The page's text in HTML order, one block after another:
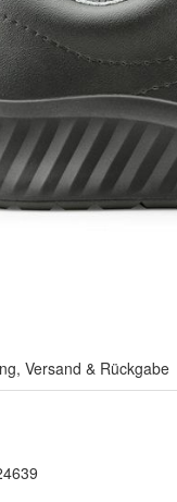
Versand & Rückgabe